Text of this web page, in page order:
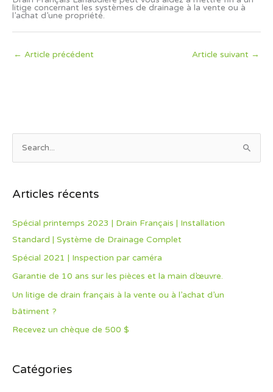
litige concernant les systèmes de drainage à la vente ou à
l’achat d’une propriété.
← Article précédent Article suivant →
r
r
:
Articles récents
Spécial printemps 2023 | Drain Français | Installation
Standard | Système de Drainage Complet
Spécial 2021 | Inspection par caméra
Garantie de 10 ans sur les pièces et la main d’œuvre.
Un litige de drain français à la vente ou à l’achat d’un
bâtiment ?
Recevez un chèque de 500 $
Catégories